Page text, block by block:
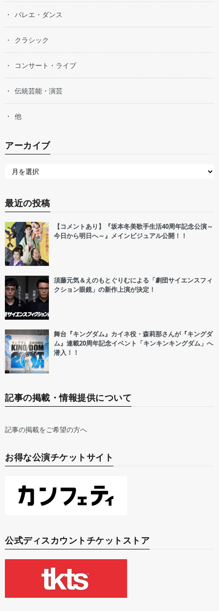
バレエ・ダンス
クラシック
コンサート・ライブ
伝統芸能・演芸
他
アーカイブ
最近の投稿
【コメントあり】『坂本冬美歌手生活40周年記念公演～
今日から明日へ～』メインビジュアル公開！！
須藤元気＆えのもとぐりむによる「劇団サイエンスフィ
クション眼鏡」の新作上演が決定！
舞台『キングダム』カイネ役・森莉那さんが『キングダ
ム』連載20周年記念イベント「キンキンキングダム」へ
潜入！！
記事の掲載・情報提供について
記事の掲載をご希望の方へ
お得な公演チケットサイト
公式ディスカウントチケットストア